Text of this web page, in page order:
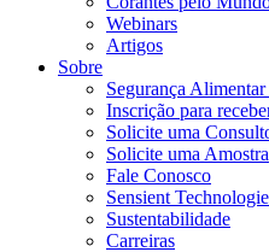
Webinars
Artigos
Sobre
Segurança
Inscrição para
Solicite uma
Solicite uma Amostra
Fale Conosco
Sensient
Sustentabilidade
Carreiras